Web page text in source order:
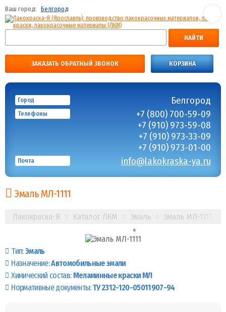
Ваш город: Белгород
НАЙТИ
ЗАКАЗАТЬ ОБРАТНЫЙ ЗВОНОК КОРЗИНА
Город Белгород
Телефоны
+7 (800) 700-59-09
+7 (910) 973-59-08
+7 (910) 973-33-09
+7 (910) 973-01-00
Почта info@lakokraska-ya.ru
Эмаль МЛ-1111
Лакокраска-Я Каталог ЛКМ Эмаль Эмаль МЛ-1111
Тип:Эмаль
Назначение:Автомобильные эмали
Химический состав: Меламинные краски МЛ
Нормативные документы:ТУ 2312-120-05011907-94